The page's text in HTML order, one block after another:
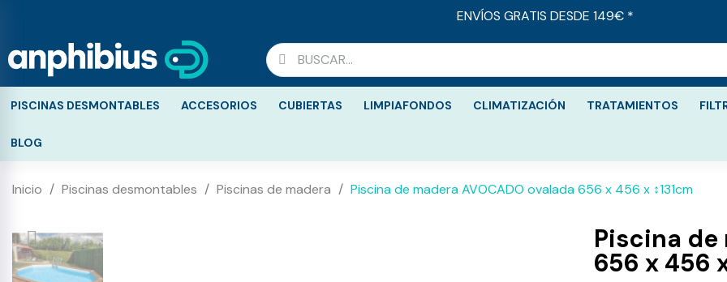
ENVÍOS GRATIS DESDE 149€ *
PISCINAS DESMONTABLES ACCESORIOS CUBIERTAS LIMPIAFONDOS CLIMATIZACIÓN TRATAMIENTOS
BLOG
Inicio Piscinas desmontables Piscinas de madera Piscina de madera AVOCADO ovalada 656 x 456 x ↕131cm
Piscina de
656 x 456